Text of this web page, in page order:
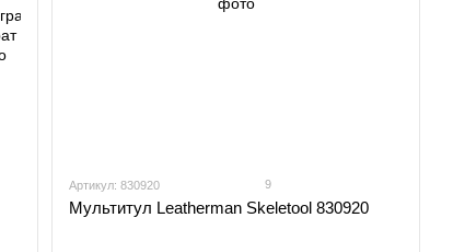
Артикул: 830920 9
Мультитул Leatherman Skeletool 830920